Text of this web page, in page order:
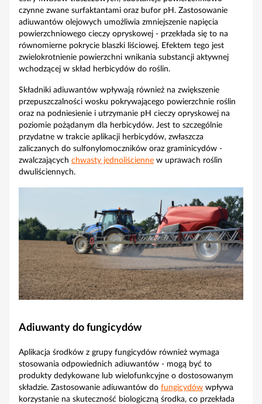
czynne zwane surfaktantami oraz bufor pH. Zastosowanie
adiuwantów olejowych umożliwia zmniejszenie napięcia
powierzchniowego cieczy opryskowej - przekłada się to na
równomierne pokrycie blaszki liściowej. Efektem tego jest
zwielokrotnienie powierzchni wnikania substancji aktywnej
wchodzącej w skład herbicydów do roślin.
Składniki adiuwantów wpływają również na zwiększenie
przepuszczalności wosku pokrywającego powierzchnie roślin
oraz na podniesienie i utrzymanie pH cieczy opryskowej na
poziomie pożądanym dla herbicydów. Jest to szczególnie
przydatne w trakcie aplikacji herbicydów, zwłaszcza
zaliczanych do sulfonylomoczników oraz graminicydów -
zwalczających chwasty jednoliścienne w uprawach roślin
dwuliściennych.
Adiuwanty do fungicydów
Aplikacja środków z grupy fungicydów również wymaga
stosowania odpowiednich adiuwantów - mogą być to
produkty dedykowane lub wielofunkcyjne o dostosowanym
składzie. Zastosowanie adiuwantów do fungicydów wpływa
korzystanie na skuteczność biologiczną środka, co przekłada